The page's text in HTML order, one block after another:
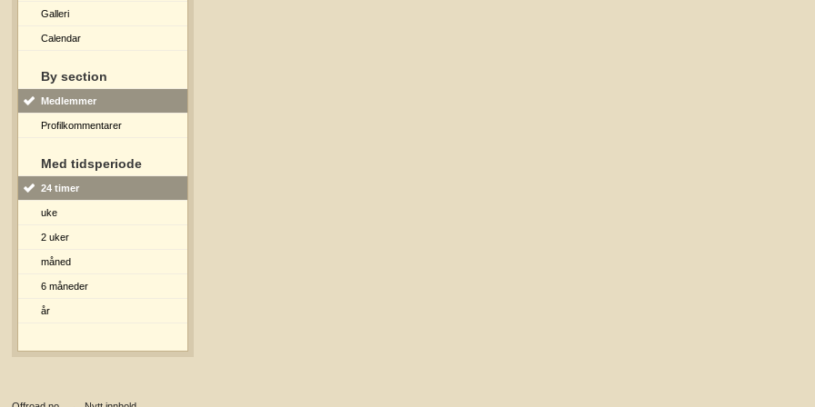
Galleri
Calendar
By section
Medlemmer
Profilkommentarer
Med tidsperiode
24 timer
uke
2 uker
måned
6 måneder
år